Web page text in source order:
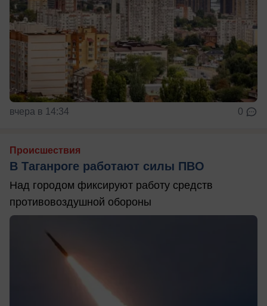
вчера в 14:34 0
Происшествия
В Таганроге работают силы ПВО
Над городом фиксируют работу средств
противовоздушной обороны